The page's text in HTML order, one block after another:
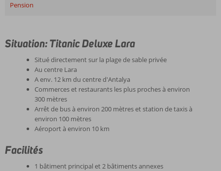
Pension
Situation: Titanic Deluxe Lara
Situé directement sur la plage de sable privée
Au centre Lara
A env. 12 km du centre d'Antalya
Commerces et restaurants les plus proches à environ
300 mètres
Arrêt de bus à environ 200 mètres et station de taxis à
environ 100 mètres
Aéroport à environ 10 km
Facilités
1 bâtiment principal et 2 bâtiments annexes